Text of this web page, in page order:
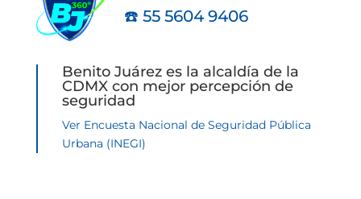
☎️ 55 5604 9406
Benito Juárez es la alcaldía de la
CDMX con mejor percepción de
seguridad
Ver Encuesta Nacional de Seguridad Pública
Urbana (INEGI)